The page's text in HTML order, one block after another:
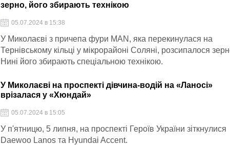
зерно, його збирають технікою
05.07.2024 в 15:38
У Миколаєві з причепа фури MAN, яка перекинулася на
Тернівському кільці у мікрорайоні Соляні, розсипалося
Нині його збирають спеціальною технікою.
У Миколаєві на проспекті дівчина-водій на «Ланосі»
врізалася у «Хюндай»
05.07.2024 в 15:05
У п'ятницю, 5 липня, на проспекті Героїв України зіткнулися
Daewoo Lanos та Hyundai Accent.